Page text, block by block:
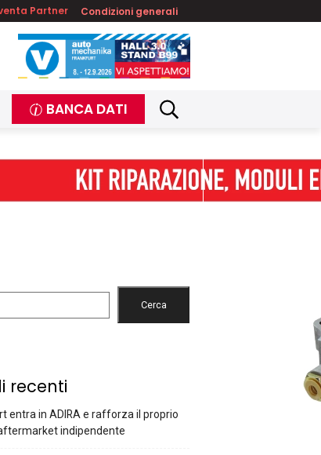
Partner Condizioni generali
BANCA DATI
Cerca
recenti
entra in ADIRA e rafforza il proprio
indipendente